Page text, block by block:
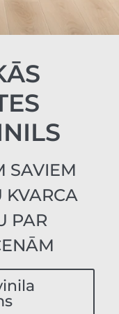
SAVIEM
KVARCA
PAR